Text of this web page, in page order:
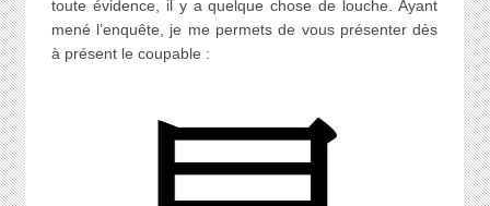
toute évidence, il y a quelque chose de louche. Ayant
mené l’enquête, je me permets de vous présenter dès
à présent le coupable :